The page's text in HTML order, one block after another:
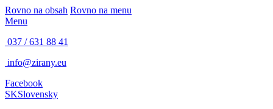
Rovno na obsah Rovno na menu
Menu
037 / 631 88 41
info@zirany.eu
Facebook
SKSlovensky